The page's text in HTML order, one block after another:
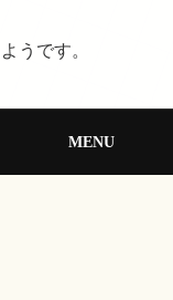
うです。
MENU